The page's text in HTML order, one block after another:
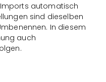
automatisch
sind dieselben
In diesem
auch